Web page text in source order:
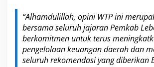
“Alhamdulillah, opini WTP ini
bersama seluruh jajaran Pemkab
berkomitmen untuk terus
pengelolaan keuangan daerah dan
seluruh rekomendasi yang diberikan